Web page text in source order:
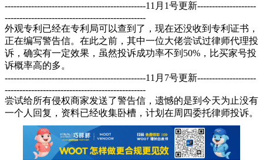
------------------------------------------------11月1号更新--------------------
------------------------------------------------
外观专利已经在专利局可以查到了，现在还没收到专利证书，
正在编写警告信。在此之前，其中一位大佬尝试过律师代理投
诉，确实有一定效果，虽然投诉成功率不到50%，比买家号投
诉概率高的多。
------------------------------------------------11月7号更新--------------------
------------------------------------------------
尝试给所有侵权商家发送了警告信，遗憾的是到今天为止没有
一个人回复，资料已经收集卧槽，计划在周四委托律师投诉。